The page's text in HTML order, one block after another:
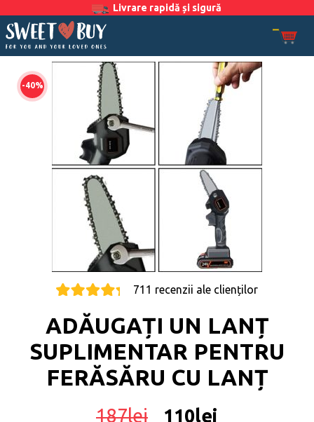
Livrare rapidă și sigură
-40%
711 recenzii ale clienților
ADĂUGAȚI UN LANȚ
SUPLIMENTAR PENTRU
FERĂSĂRU CU LANȚ
187lei 110lei